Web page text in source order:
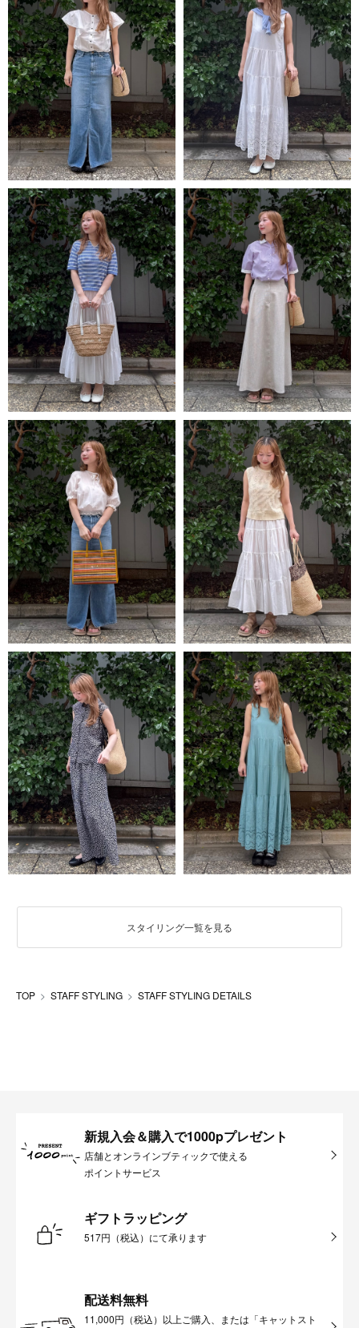
スタイリング一覧を見る
TOP STAFF STYLING STAFF STYLING DETAILS
新規入会＆購入で1000pプレゼント
店舗とオンラインブティックで使える
ポイントサービス
ギフトラッピング
517円（税込）にて承ります
配送料無料
11,000円（税込）以上ご購入、または「キャットスト